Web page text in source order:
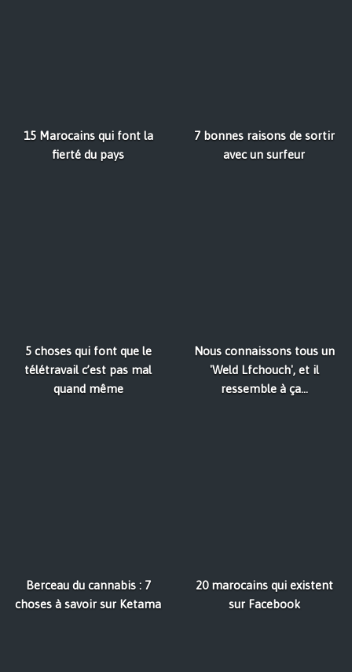
15 Marocains qui font la
fierté du pays
7 bonnes raisons de sortir
avec un surfeur
5 choses qui font que le
télétravail c’est pas mal
quand même
Nous connaissons tous un
'Weld Lfchouch', et il
ressemble à ça...
Berceau du cannabis : 7
choses à savoir sur Ketama
20 marocains qui existent
sur Facebook